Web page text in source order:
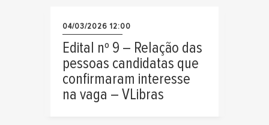
04/03/2026 12:00
Edital nº 9 – Relação das
pessoas candidatas que
confirmaram interesse
na vaga – VLibras